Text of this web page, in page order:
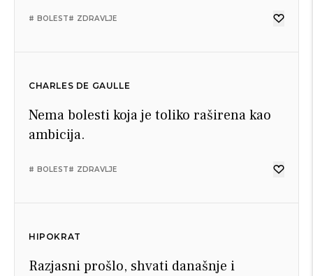
# BOLEST# ZDRAVLJE
CHARLES DE GAULLE
Nema bolesti koja je toliko raširena kao
ambicija.
# BOLEST# ZDRAVLJE
HIPOKRAT
Razjasni prošlo, shvati današnje i